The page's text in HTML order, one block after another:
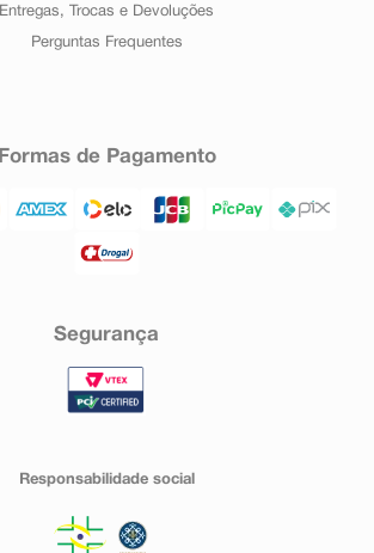
Entregas, Trocas e Devoluções
Perguntas Frequentes
Formas de Pagamento
Segurança
Responsabilidade social